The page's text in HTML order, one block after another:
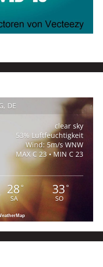
DE
clear sky
53% Luftfeuchtigkeit
Wind: 5m/s WNW
MAX C 23 • MIN C 23
28°
SA
33°
SO